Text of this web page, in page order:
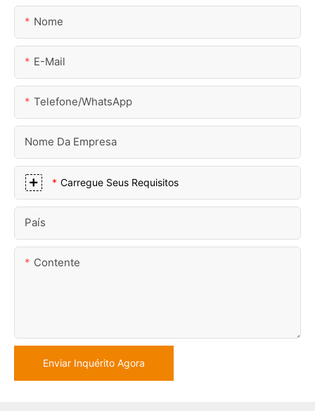
Nome
E-Mail
Telefone/WhatsApp
Nome Da Empresa
Carregue Seus Requisitos
País
Contente
Enviar Inquérito Agora